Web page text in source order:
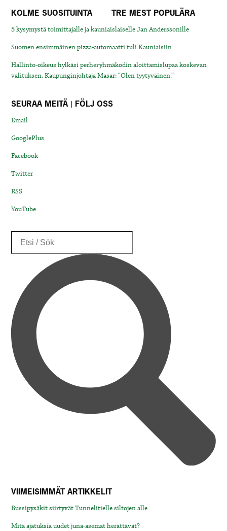
KOLME SUOSITUINTA TRE MEST POPULÄRA
5 kysymystä toimittajalle ja kauniaislaiselle Jan Anderssonille
Suomen ensimmäinen pizza-automaatti tuli Kauniaisiin
Hallinto-oikeus hylkäsi perheryhmäkodin aloittamislupaa koskevan
valituksen. Kaupunginjohtaja Masar: “Olen tyytyväinen.”
SEURAA MEITÄ | FÖLJ OSS
Email
GooglePlus
Facebook
Twitter
RSS
YouTube
VIIMEISIMMÄT ARTIKKELIT
Bussipysäkit siirtyvät Tunnelitielle siltojen alle
Mitä ajatuksia uudet juna-asemat herättävät?